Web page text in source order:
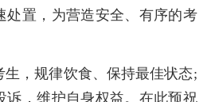
处置，为营造安全、有序的考
生，规律饮食、保持最佳状态;
诉，维护自身权益。在此预祝